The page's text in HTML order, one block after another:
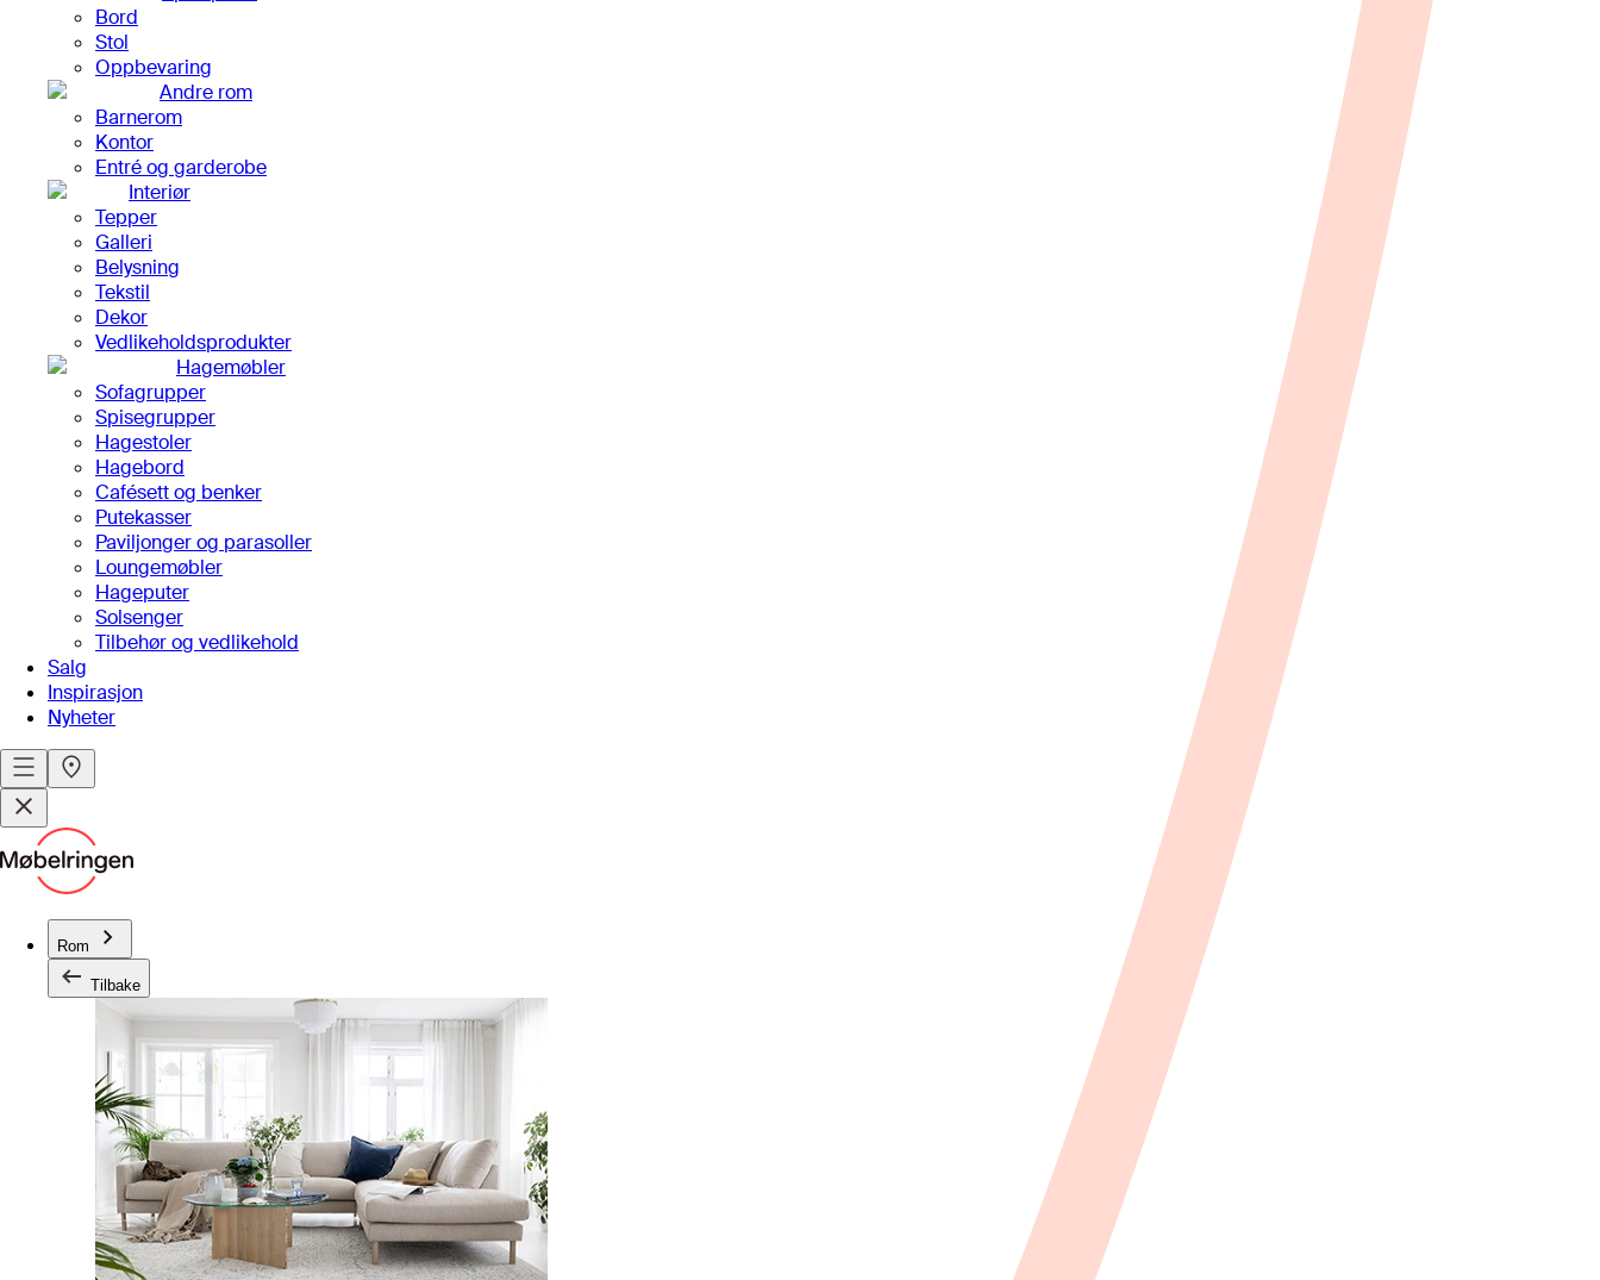
Bord
Stol
Oppbevaring
Andre rom
Barnerom
Kontor
Entré og garderobe
Interiør
Tepper
Galleri
Belysning
Tekstil
Dekor
Vedlikeholdsprodukter
Hagemøbler
Sofagrupper
Spisegrupper
Hagestoler
Hagebord
Cafésett og benker
Putekasser
Paviljonger og parasoller
Loungemøbler
Hageputer
Solsenger
Tilbehør og vedlikehold
Salg
Inspirasjon
Nyheter
Rom
Tilbake